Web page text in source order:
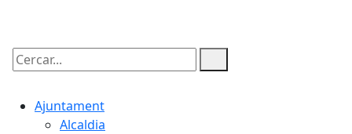
Cercar:
Ajuntament
Alcaldia